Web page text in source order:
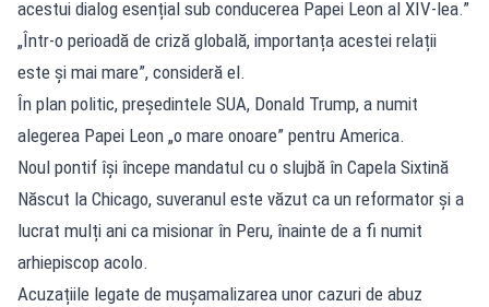
acestui dialog esențial sub conducerea Papei Leon al XIV-lea.”
„Într-o perioadă de criză globală, importanța acestei relații
este și mai mare”, consideră el.
În plan politic, președintele SUA, Donald Trump, a numit
alegerea Papei Leon „o mare onoare” pentru America.
Noul pontif își începe mandatul cu o slujbă în Capela Sixtină
Născut la Chicago, suveranul este văzut ca un reformator și a
lucrat mulți ani ca misionar în Peru, înainte de a fi numit
arhiepiscop acolo.
Acuzațiile legate de mușamalizarea unor cazuri de abuz